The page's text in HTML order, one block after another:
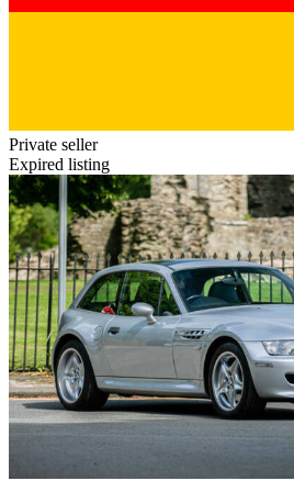
Private seller
Expired listing